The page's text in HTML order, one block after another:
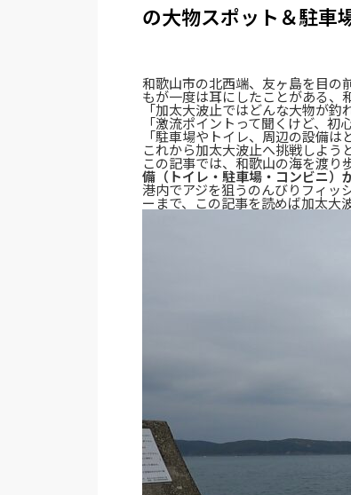
の大物スポット＆駐車
和歌山市の北西端、友ヶ島を目の
もが一度は耳にしたことがある、
「加太大波止ではどんな大物が釣
「激流ポイントって聞くけど、初
「駐車場やトイレ、周辺の設備は
これから加太大波止へ挑戦しよう
この記事では、和歌山の海を渡り
備（トイレ・駐車場・コンビニ）
港内でアジを狙うのんびりフィッ
ーまで、この記事を読めば加太大